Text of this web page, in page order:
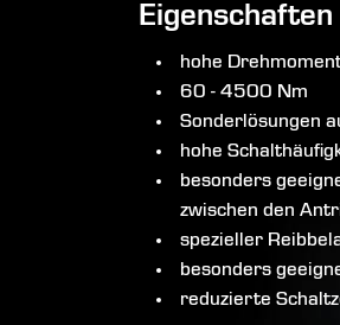
Eigenschaften
hohe
60 - 4500 Nm
Sonderlösungen
hohe
besonders
zwischen den
spezieller
besonders
reduzierte